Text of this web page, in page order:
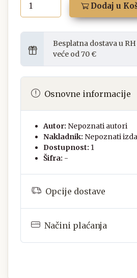
Dodaj u
Besplatna dostava u
veće od 70 €
Osnovne informacije
Autor: Nepoznati autori
Nakladnik: Nepoznati
Dostupnost: 1
Šifra: -
Opcije dostave
Načini plaćanja